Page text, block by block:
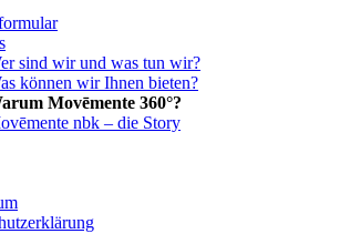
sind wir und was tun wir?
können wir Ihnen bieten?
Movēmente 360°?
nbk – die Story